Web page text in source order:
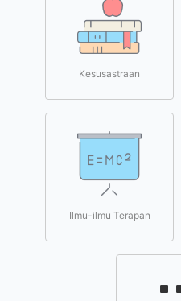
Kesusastraan
Ilmu-ilmu Terapan